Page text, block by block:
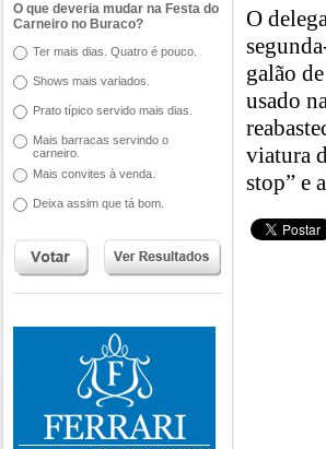
O que deveria mudar na Festa do
Carneiro no Buraco?
Ter mais dias. Quatro é pouco.
Shows mais variados.
Prato típico servido mais dias.
Mais barracas servindo o
carneiro.
Mais convites à venda.
Deixa assim que tá bom.
O
galão
usado
viatura
stop” e